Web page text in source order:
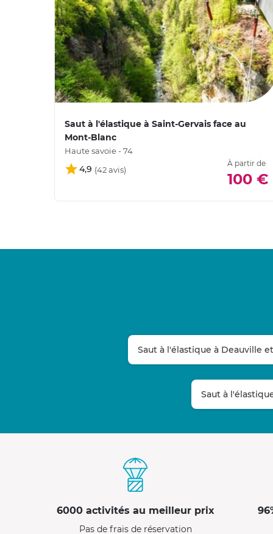
Saut à l'élastique à Saint-Gervais face au
Mont-Blanc
Haute savoie - 74
4,9
À partir de
100 €
Saut à l'élastique à Deauville
Saut à
6000 activités au meilleur prix
Pas de frais de réservation